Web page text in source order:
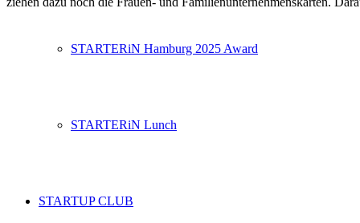
STARTERiN Hamburg 2025 Award
STARTERiN Lunch
STARTUP CLUB